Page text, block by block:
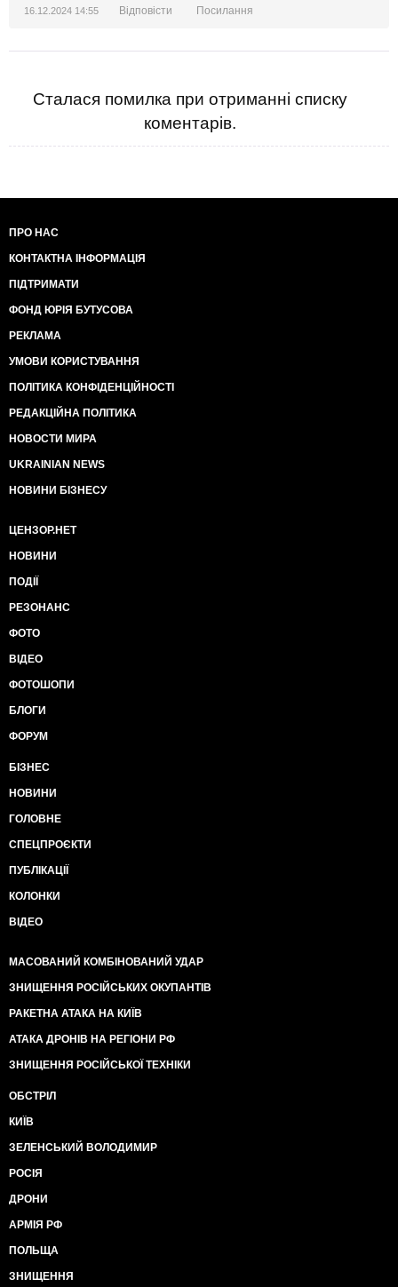
16.12.2024 14:55 Відповісти Посилання
Сталася помилка при отриманні списку
коментарів.
ПРО НАС
КОНТАКТНА ІНФОРМАЦІЯ
ПІДТРИМАТИ
ФОНД ЮРІЯ БУТУСОВА
РЕКЛАМА
УМОВИ КОРИСТУВАННЯ
ПОЛІТИКА КОНФІДЕНЦІЙНОСТІ
РЕДАКЦІЙНА ПОЛІТИКА
НОВОСТИ МИРА
UKRAINIAN NEWS
НОВИНИ БІЗНЕСУ
ЦЕНЗОР.НЕТ
НОВИНИ
ПОДІЇ
РЕЗОНАНС
ФОТО
ВІДЕО
ФОТОШОПИ
БЛОГИ
ФОРУМ
БІЗНЕС
НОВИНИ
ГОЛОВНЕ
СПЕЦПРОЄКТИ
ПУБЛІКАЦІЇ
КОЛОНКИ
ВІДЕО
МАСОВАНИЙ КОМБІНОВАНИЙ УДАР
ЗНИЩЕННЯ РОСІЙСЬКИХ ОКУПАНТІВ
РАКЕТНА АТАКА НА КИЇВ
АТАКА ДРОНІВ НА РЕГІОНИ РФ
ЗНИЩЕННЯ РОСІЙСЬКОЇ ТЕХНІКИ
ОБСТРІЛ
КИЇВ
ЗЕЛЕНСЬКИЙ ВОЛОДИМИР
РОСІЯ
ДРОНИ
АРМІЯ РФ
ПОЛЬЩА
ЗНИЩЕННЯ